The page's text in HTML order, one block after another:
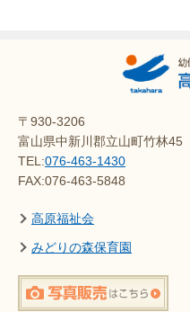
〒930-3206
富山県中新川郡立山町竹林45
TEL:076-463-1430
FAX:076-463-5848
高原福祉会
みどりの森保育園